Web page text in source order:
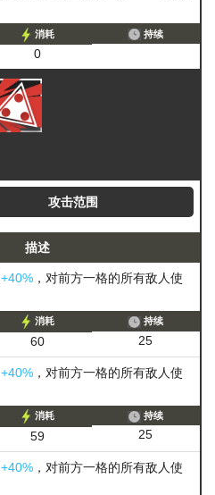
消耗
0
持续
攻击范围
描述
+40% ，对前方一格的所有敌人使
消耗
60
持续
25
+40% ，对前方一格的所有敌人使
消耗
59
持续
25
+40% ，对前方一格的所有敌人使